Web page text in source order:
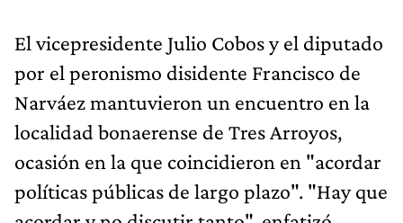
El vicepresidente Julio Cobos y el diputado
por el peronismo disidente Francisco de
Narváez mantuvieron un encuentro en la
localidad bonaerense de Tres Arroyos,
ocasión en la que coincidieron en "acordar
políticas públicas de largo plazo". "Hay que